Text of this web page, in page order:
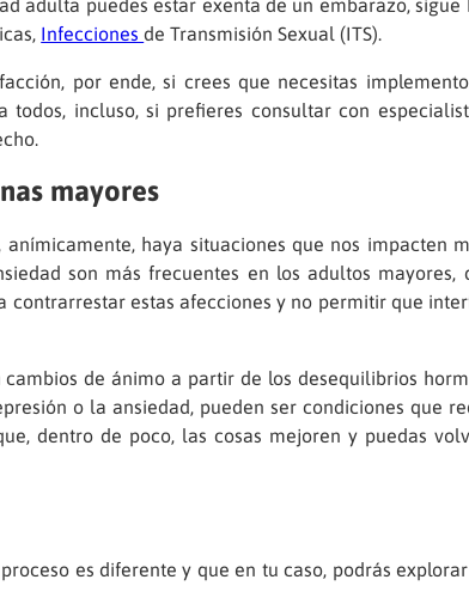
adulta puedes estar exenta de un embarazo,
Infeccionesde Transmisión Sexual (ITS).
por ende, si crees que necesitas
incluso, si prefieres consultar con
mayores
haya situaciones que nos impacten
son más frecuentes en los adultos
estas afecciones y no permitir que
de ánimo a partir de los desequilibrios
o la ansiedad, pueden ser condiciones que
dentro de poco, las cosas mejoren y puedas
es diferente y que en tu caso, podrás